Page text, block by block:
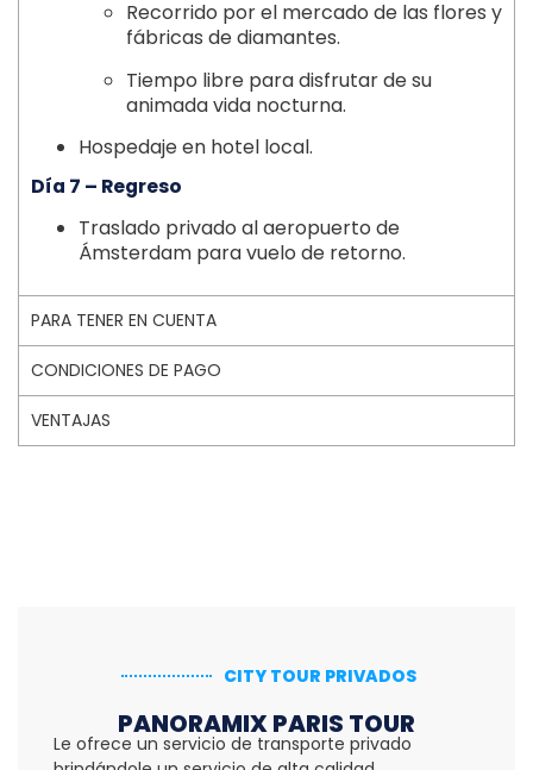
Recorrido por el mercado de las flores y
fábricas de diamantes.
Tiempo libre para disfrutar de su
animada vida nocturna.
Hospedaje en hotel local.
Día 7 – Regreso
Traslado privado al aeropuerto de
Ámsterdam para vuelo de retorno.
PARA TENER EN CUENTA
CONDICIONES DE PAGO
VENTAJAS
CITY TOUR PRIVADOS
PANORAMIX PARIS TOUR
Le ofrece un servicio de transporte privado